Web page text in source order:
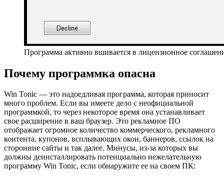
Программа активно вшивается в лицензионное
Почему программка опасна
Win Tonic — это надоедливая программа, которая приносит
много проблем. Если вы имеете дело с неофициальной
программкой, то через некоторое время она устанавливает
свое расширение в ваш браузер. Это рекламное ПО
отображает огромное количество коммерческого, рекламного
контента, купонов, всплывающих окон, баннеров, ссылок на
сторонние сайты и так далее. Минусы, из-за которых вы
должны деинсталлировать потенциально нежелательную
программу Win Tonic, если обнаружите ее на своем ПК: